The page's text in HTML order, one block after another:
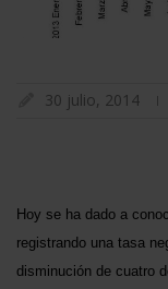
30 julio, 2014
Hoy se ha dado a
registrando una tasa
disminución de cuatro